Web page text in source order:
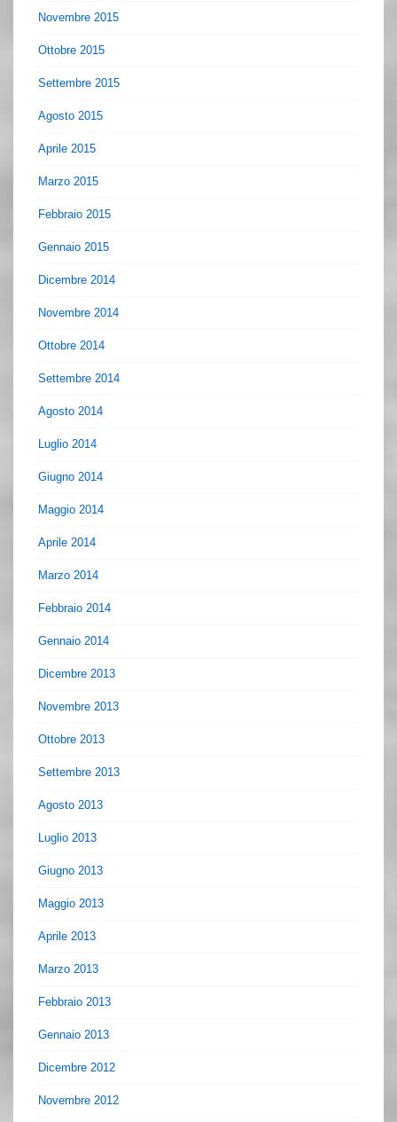
Novembre 2015
Ottobre 2015
Settembre 2015
Agosto 2015
Aprile 2015
Marzo 2015
Febbraio 2015
Gennaio 2015
Dicembre 2014
Novembre 2014
Ottobre 2014
Settembre 2014
Agosto 2014
Luglio 2014
Giugno 2014
Maggio 2014
Aprile 2014
Marzo 2014
Febbraio 2014
Gennaio 2014
Dicembre 2013
Novembre 2013
Ottobre 2013
Settembre 2013
Agosto 2013
Luglio 2013
Giugno 2013
Maggio 2013
Aprile 2013
Marzo 2013
Febbraio 2013
Gennaio 2013
Dicembre 2012
Novembre 2012